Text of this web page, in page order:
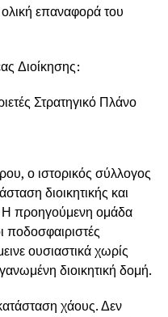
επαναφορά του
Διοίκησης:
Στρατηγικό Πλάνο
ο ιστορικός σύλλογος
διοικητικής και
Η προηγούμενη ομάδα
ποδοσφαιριστές
ουσιαστικά χωρίς
διοικητική δομή.
χάους. Δεν